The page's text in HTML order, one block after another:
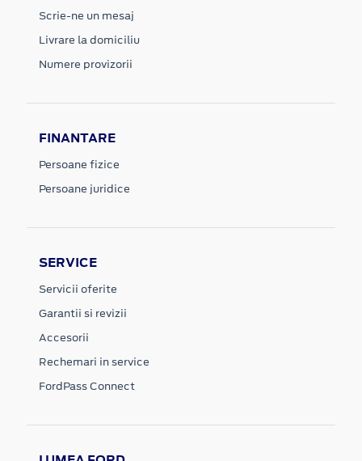
Scrie-ne un mesaj
Livrare la domiciliu
Numere provizorii
FINANTARE
Persoane fizice
Persoane juridice
SERVICE
Servicii oferite
Garantii si revizii
Accesorii
Rechemari in service
FordPass Connect